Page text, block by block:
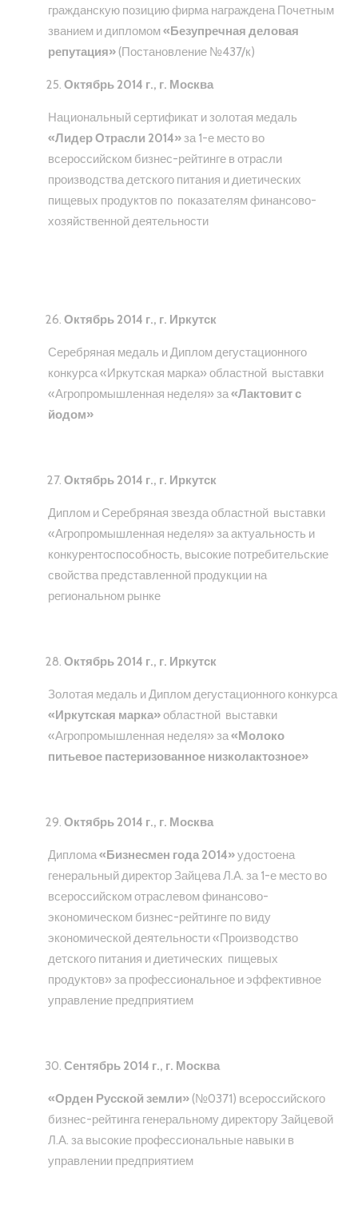
гражданскую позицию фирма награждена Почетным
званием и дипломом«Безупречная деловая
репутация» (Постановление №437/к)
Октябрь 2014 г., г. Москва
Национальный сертификат и золотая медаль
«Лидер Отрасли 2014»за 1-е место во
всероссийском бизнес-рейтинге в отрасли
производства детского питания и диетических
пищевых продуктов по показателям финансово-
хозяйственной деятельности
Октябрь 2014 г., г. Иркутск
Серебряная медаль и Диплом дегустационного
конкурса «Иркутская марка» областной выставки
«Агропромышленная неделя» за«Лактовит с
йодом»
Октябрь 2014 г., г. Иркутск
Диплом и Серебряная звезда областной выставки
«Агропромышленная неделя» за актуальность и
конкурентоспособность, высокие потребительские
свойства представленной продукции на
региональном рынке
Октябрь 2014 г., г. Иркутск
Золотая медаль и Диплом дегустационного конкурса
«Иркутская марка»областной выставки
«Агропромышленная неделя» за«Молоко
питьевое пастеризованное низколактозное»
Октябрь 2014 г., г. Москва
Диплома«Бизнесмен года 2014»удостоена
генеральный директор Зайцева Л.А. за 1-е место во
всероссийском отраслевом финансово-
экономическом бизнес-рейтинге по виду
экономической деятельности «Производство
детского питания и диетических пищевых
продуктов» за профессиональное и эффективное
управление предприятием
Сентябрь 2014 г., г. Москва
«Орден Русской земли» (№0371) всероссийского
бизнес-рейтинга генеральному директору Зайцевой
Л.А. за высокие профессиональные навыки в
управлении предприятием